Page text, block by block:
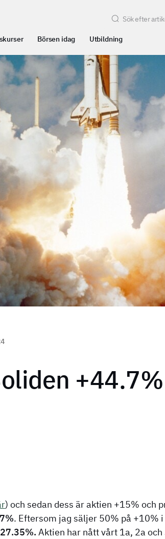
Börsen idag Utbildning
) och sedan dess är aktien +15% och
. Eftersom jag säljer 50% på +10%
Aktien har nått vårt 1a, 2a